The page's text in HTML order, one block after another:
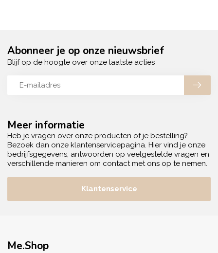
Meer informatie
Heb je vragen over onze producten of je bestelling?
Bezoek dan onze klantenservicepagina. Hier vind je onze
bedrijfsgegevens, antwoorden op veelgestelde vragen en
verschillende manieren om contact met ons op te nemen.
Klantenservice
Abonneer je op onze nieuwsbrief
Blijf op de hoogte over onze laatste acties
Me.Shop